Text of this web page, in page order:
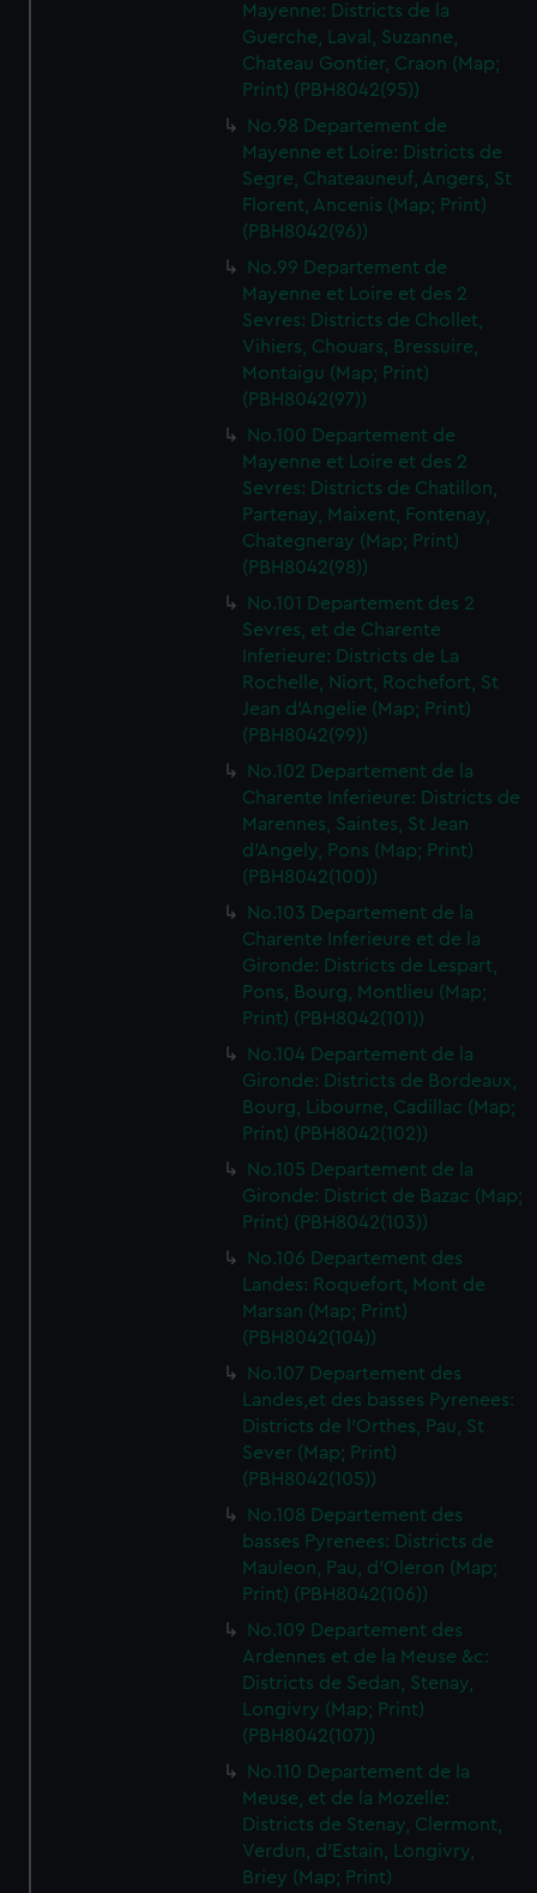
Mayenne: Districts de la
Guerche, Laval, Suzanne,
Chateau Gontier, Craon (Map;
Print) (PBH8042(95))
No.98 Departement de
Mayenne et Loire: Districts de
Segre, Chateauneuf, Angers, St
Florent, Ancenis (Map; Print)
(PBH8042(96))
No.99 Departement de
Mayenne et Loire et des 2
Sevres: Districts de Chollet,
Vihiers, Chouars, Bressuire,
Montaigu (Map; Print)
(PBH8042(97))
No.100 Departement de
Mayenne et Loire et des 2
Sevres: Districts de Chatillon,
Partenay, Maixent, Fontenay,
Chategneray (Map; Print)
(PBH8042(98))
No.101 Departement des 2
Sevres, et de Charente
Inferieure: Districts de La
Rochelle, Niort, Rochefort, St
Jean d'Angelie (Map; Print)
(PBH8042(99))
No.102 Departement de la
Charente Inferieure: Districts de
Marennes, Saintes, St Jean
d'Angely, Pons (Map; Print)
(PBH8042(100))
No.103 Departement de la
Charente Inferieure et de la
Gironde: Districts de Lespart,
Pons, Bourg, Montlieu (Map;
Print) (PBH8042(101))
No.104 Departement de la
Gironde: Districts de Bordeaux,
Bourg, Libourne, Cadillac (Map;
Print) (PBH8042(102))
No.105 Departement de la
Gironde: District de Bazac (Map;
Print) (PBH8042(103))
No.106 Departement des
Landes: Roquefort, Mont de
Marsan (Map; Print)
(PBH8042(104))
No.107 Departement des
Landes,et des basses Pyrenees:
Districts de l'Orthes, Pau, St
Sever (Map; Print)
(PBH8042(105))
No.108 Departement des
basses Pyrenees: Districts de
Mauleon, Pau, d'Oleron (Map;
Print) (PBH8042(106))
No.109 Departement des
Ardennes et de la Meuse &c:
Districts de Sedan, Stenay,
Longivry (Map; Print)
(PBH8042(107))
No.110 Departement de la
Meuse, et de la Mozelle:
Districts de Stenay, Clermont,
Verdun, d'Estain, Longivry,
Briey (Map; Print)